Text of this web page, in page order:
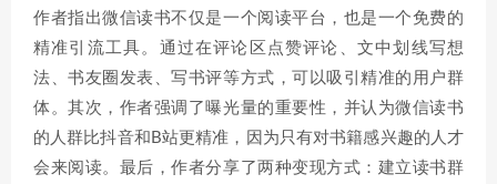
作者指出微信读书不仅是一个阅读平台，也是一个免费的
精准引流工具。通过在评论区点赞评论、文中划线写想
法、书友圈发表、写书评等方式，可以吸引精准的用户群
体。其次，作者强调了曝光量的重要性，并认为微信读书
的人群比抖音和B站更精准，因为只有对书籍感兴趣的人才
会来阅读。最后，作者分享了两种变现方式：建立读书群